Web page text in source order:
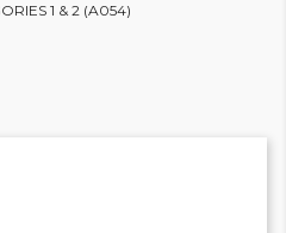
1 & 2 (A054)